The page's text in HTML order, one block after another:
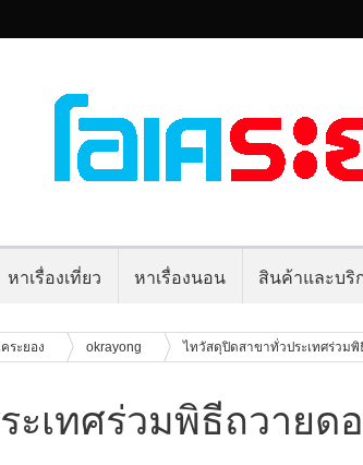
หาเรื่องเที่ยว หาเรื่องนอน สินค้าและบริ
คระยอง okrayong ไทวัสดุปิดสาขาทั่วประเทศร่วม
ะเทศร่วมพิธีถวายด